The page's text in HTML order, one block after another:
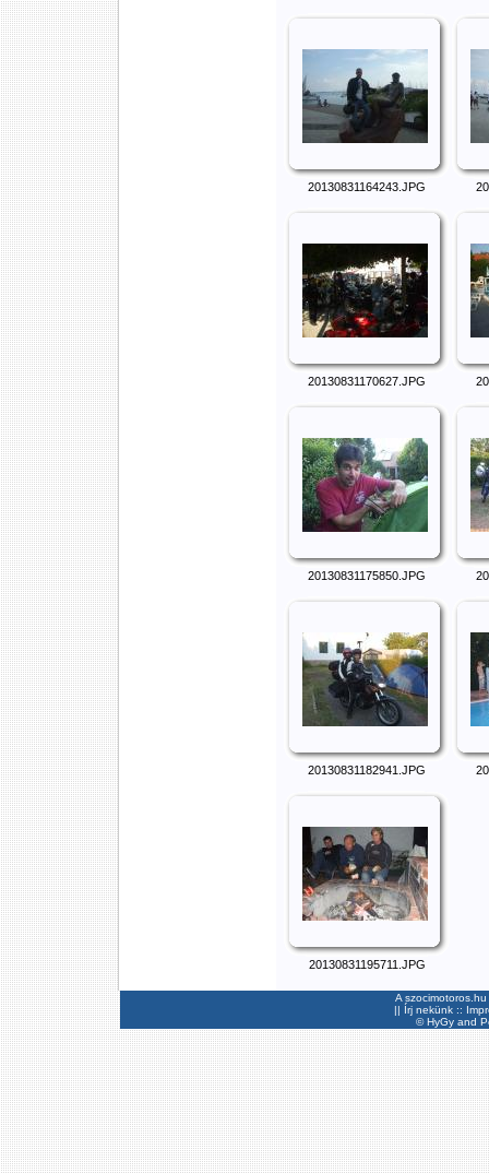
20130831164243.JPG
20130831170627.JPG
20130831175850.JPG
20130831182941.JPG
20130831195711.JPG
A
|| Írj nekünk ::
©HyGyand